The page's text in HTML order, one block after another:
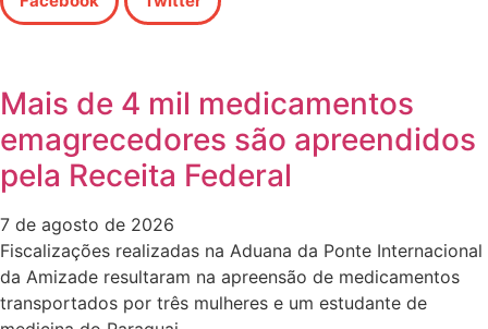
Mais de 4 mil medicamentos
emagrecedores são apreendidos
pela Receita Federal
7 de agosto de 2026
Fiscalizações realizadas na Aduana da Ponte Internacional
da Amizade resultaram na apreensão de medicamentos
transportados por três mulheres e um estudante de